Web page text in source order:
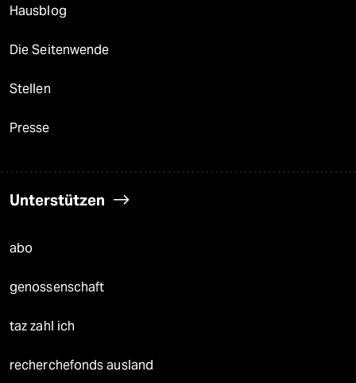
Hausblog
Die Seitenwende
Stellen
Presse
Unterstützen
abo
genossenschaft
taz zahl ich
recherchefonds ausland